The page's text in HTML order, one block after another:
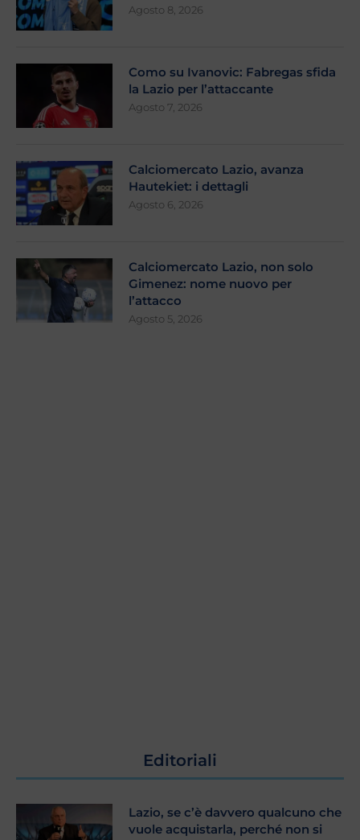
Agosto 8, 2026
Como su Ivanovic: Fabregas sfida
la Lazio per l’attaccante
Agosto 7, 2026
Calciomercato Lazio, avanza
Hautekiet: i dettagli
Agosto 6, 2026
Calciomercato Lazio, non solo
Gimenez: nome nuovo per
l’attacco
Agosto 5, 2026
Editoriali
Lazio, se c’è davvero qualcuno che
vuole acquistarla, perché non si